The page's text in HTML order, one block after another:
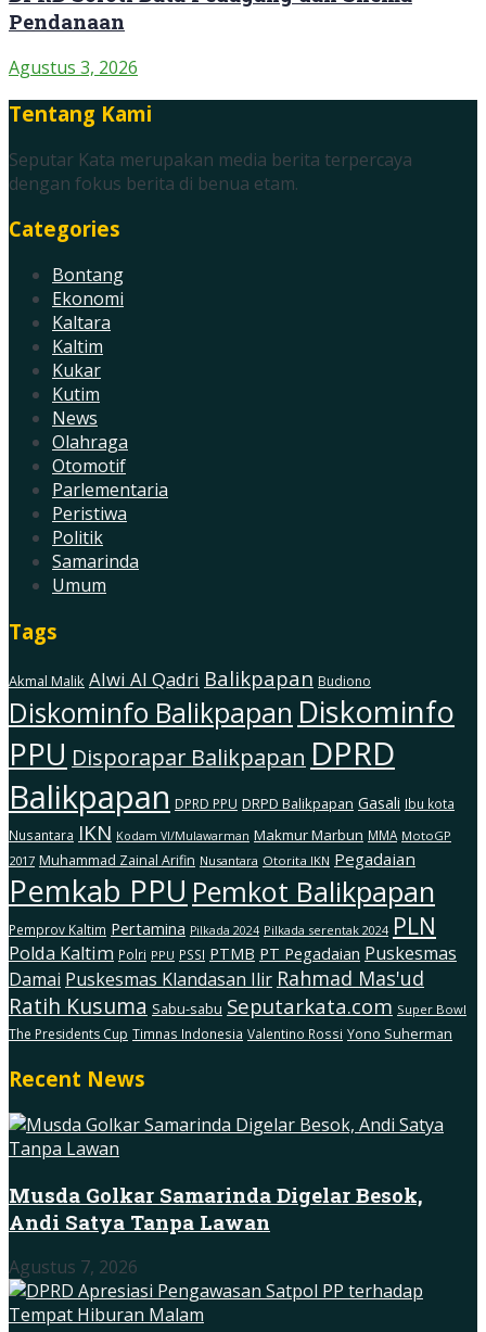
Pendanaan
Agustus 3, 2026
Tentang Kami
Seputar Kata merupakan media berita terpercaya
dengan fokus berita di benua etam.
Categories
Bontang
Ekonomi
Kaltara
Kaltim
Kukar
Kutim
News
Olahraga
Otomotif
Parlementaria
Peristiwa
Politik
Samarinda
Umum
Tags
Akmal Malik Alwi Al Qadri Balikpapan Budiono
Diskominfo Balikpapan Diskominfo
PPU Disporapar Balikpapan DPRD
Balikpapan DPRD PPU DRPD Balikpapan Gasali Ibu kota
Nusantara IKN Kodam Vl/Mulawarman Makmur Marbun MMA MotoGP
2017 Muhammad Zainal Arifin Nusantara Otorita IKN Pegadaian
Pemkab PPU Pemkot Balikpapan
Pemprov Kaltim Pertamina Pilkada 2024 Pilkada serentak 2024 PLN
Polda Kaltim Polri PPU PSSI PTMB PT Pegadaian Puskesmas
Damai Puskesmas Klandasan Ilir Rahmad Mas'ud
Ratih Kusuma Sabu-sabu Seputarkata.com Super Bowl
The Presidents Cup Timnas Indonesia Valentino Rossi Yono Suherman
Recent News
Musda Golkar Samarinda Digelar Besok,
Andi Satya Tanpa Lawan
Agustus 7, 2026